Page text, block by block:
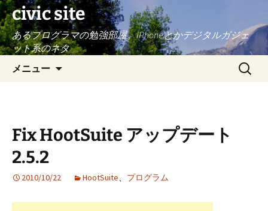
civic site
あるプログラマの勉強部屋。iPhoneとかデジタルガジェ
ット系のネタ
メニュー
へ
検
索:
Fix HootSuite アップデート
2.5.2
2010/10/22 HootSuite、 プログラム